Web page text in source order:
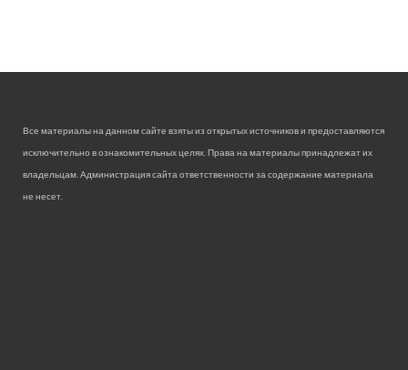
Все материалы на данном сайте взяты из открытых источников и предоставляются
исключительно в ознакомительных целях. Права на материалы принадлежат их
владельцам. Администрация сайта ответственности за содержание материала
не несет.